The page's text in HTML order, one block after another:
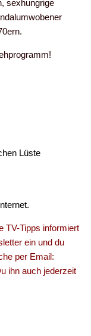
sexhungrige
Lüste
TV-Tipps informiert
ein und du
per Email:
ihn auch jederzeit